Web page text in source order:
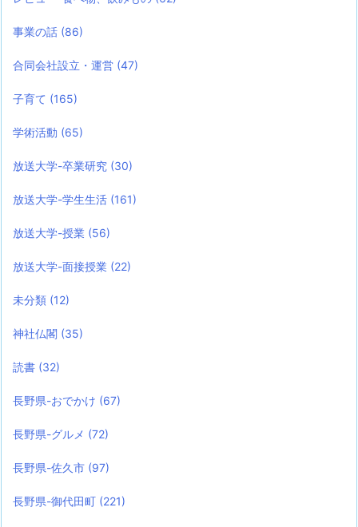
事業の話 (86)
合同会社設立・運営 (47)
子育て (165)
学術活動 (65)
放送大学-卒業研究 (30)
放送大学-学生生活 (161)
放送大学-授業 (56)
放送大学-面接授業 (22)
未分類 (12)
神社仏閣 (35)
読書 (32)
長野県-おでかけ (67)
長野県-グルメ (72)
長野県-佐久市 (97)
長野県-御代田町 (221)